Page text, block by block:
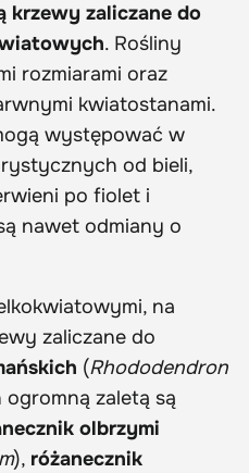
krzewy zaliczane do
. Rośliny
rozmiarami oraz
kwiatostanami.
występować w
od bieli,
po fiolet i
nawet odmiany o
na
zaliczane do
(Rhododendron
zaletą są
olbrzymi
), różanecznik